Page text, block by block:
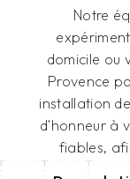
Notre
domicile ou
Provence
installation
d'honneur à
fiables,